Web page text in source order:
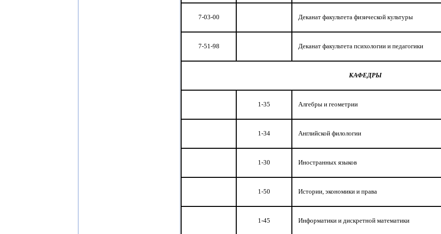
7-03-00 Деканат факультета физической культуры
7-51-98 Деканат факультета психологии и педагогики
КАФЕДРЫ
1-35 Алгебры и геометрии
1-34 Английской филологии
1-30 Иностранных языков
1-50 Истории, экономики и права
1-45 Информатики и дискретной математики